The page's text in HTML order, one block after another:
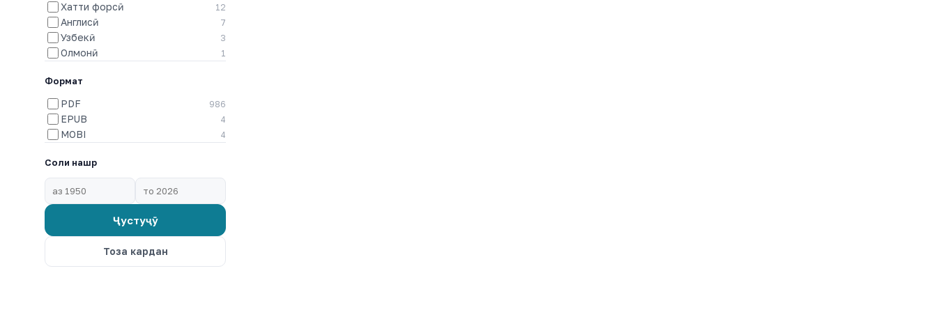
Хатти форсӣ 12
Англисӣ 7
Узбекӣ 3
Олмонӣ 1
Формат
PDF 986
EPUB 4
MOBI 4
Соли нашр
Ҷустуҷӯ
Тоза кардан